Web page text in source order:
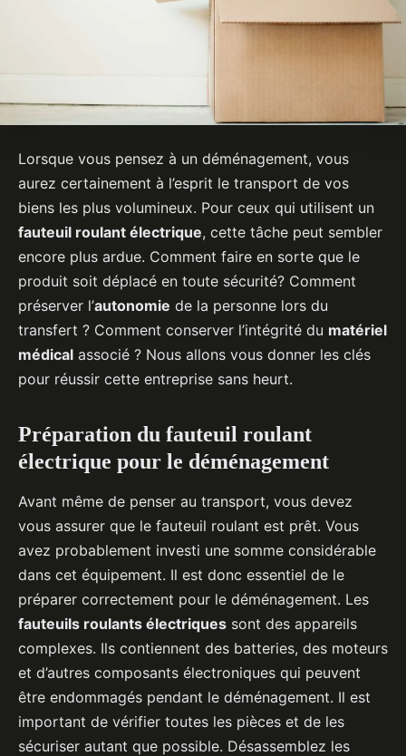
Lorsque vous pensez à un déménagement, vous
aurez certainement à l’esprit le transport de vos
biens les plus volumineux. Pour ceux qui utilisent un
fauteuil roulant électrique, cette tâche peut sembler
encore plus ardue. Comment faire en sorte que le
produit soit déplacé en toute sécurité? Comment
préserver l’autonomie de la personne lors du
transfert ? Comment conserver l’intégrité du matériel
médical associé ? Nous allons vous donner les clés
pour réussir cette entreprise sans heurt.
Préparation du fauteuil roulant
électrique pour le déménagement
Avant même de penser au transport, vous devez
vous assurer que le fauteuil roulant est prêt. Vous
avez probablement investi une somme considérable
dans cet équipement. Il est donc essentiel de le
préparer correctement pour le déménagement. Les
fauteuils roulants électriques sont des appareils
complexes. Ils contiennent des batteries, des moteurs
et d’autres composants électroniques qui peuvent
être endommagés pendant le déménagement. Il est
important de vérifier toutes les pièces et de les
sécuriser autant que possible. Désassemblez les